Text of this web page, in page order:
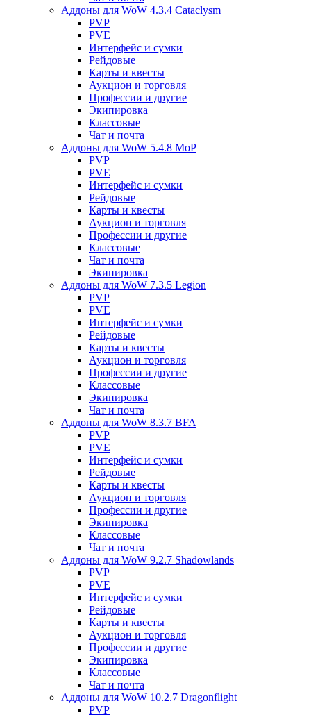
Аддоны для WoW 4.3.4 Cataclysm
PVP
PVE
Интерфейс и сумки
Рейдовые
Карты и квесты
Аукцион и торговля
Профессии и другие
Экипировка
Классовые
Чат и почта
Аддоны для WoW 5.4.8 MoP
PVP
PVE
Интерфейс и сумки
Рейдовые
Карты и квесты
Аукцион и торговля
Профессии и другие
Классовые
Чат и почта
Экипировка
Аддоны для WoW 7.3.5 Legion
PVP
PVE
Интерфейс и сумки
Рейдовые
Карты и квесты
Аукцион и торговля
Профессии и другие
Классовые
Экипировка
Чат и почта
Аддоны для WoW 8.3.7 BFA
PVP
PVE
Интерфейс и сумки
Рейдовые
Карты и квесты
Аукцион и торговля
Профессии и другие
Экипировка
Классовые
Чат и почта
Аддоны для WoW 9.2.7 Shadowlands
PVP
PVE
Интерфейс и сумки
Рейдовые
Карты и квесты
Аукцион и торговля
Профессии и другие
Экипировка
Классовые
Чат и почта
Аддоны для WoW 10.2.7 Dragonflight
PVP